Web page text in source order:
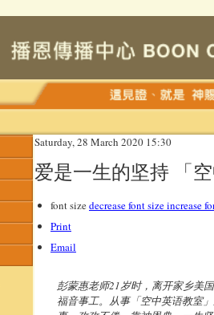
Saturday, 28 March 2020 15:30
爱是一生的坚持 「
font sizedecrease font sizeincrease
Print
Email
彭蒙惠老师21岁时，离开家乡美
福音事工。从事「空中英语教室